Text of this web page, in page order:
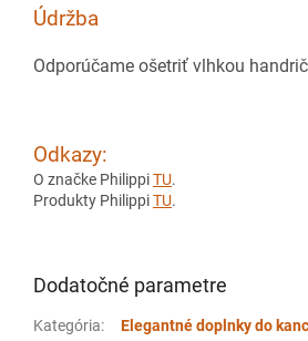
Údržba
Odporúčame ošetriť vlhkou
Odkazy:
O značke PhilippiTU.
Produkty PhilippiTU.
Dodatočné parametre
Kategória:
Elegantné doplnky do